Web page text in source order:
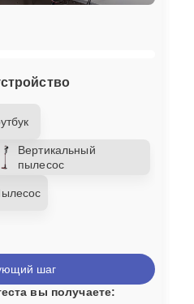
Вертикальный
пылесос
шаг
вы получаете: